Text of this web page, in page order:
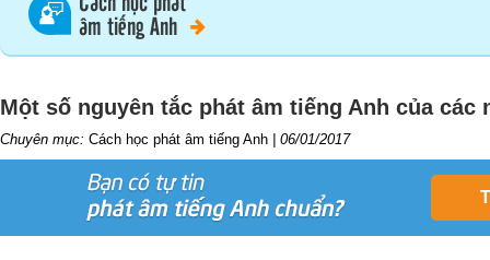
Cách học phát
âm tiếng Anh
Một số nguyên tắc phát âm tiếng Anh của các
Chuyên mục: Cách học phát âm tiếng Anh 06/01/2017